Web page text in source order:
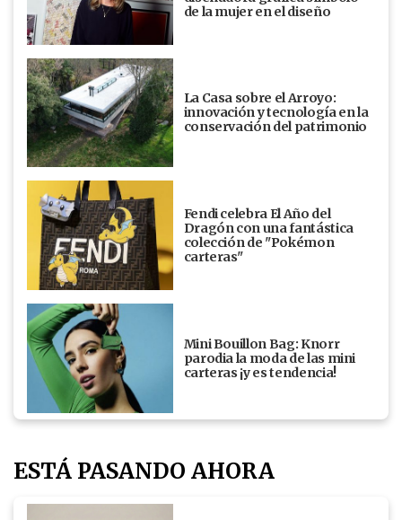
de la mujer en el diseño
La Casa sobre el Arroyo:
innovación y tecnología en la
conservación del patrimonio
Fendi celebra El Año del
Dragón con una fantástica
colección de "Pokémon
carteras"
Mini Bouillon Bag: Knorr
parodia la moda de las mini
carteras ¡y es tendencia!
ESTÁ PASANDO AHORA